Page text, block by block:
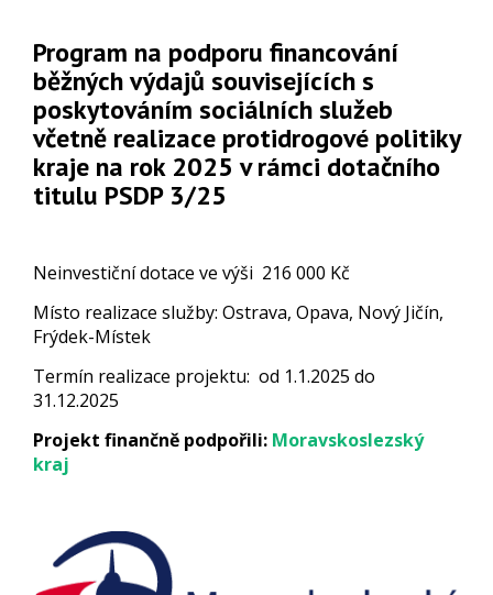
Program na podporu financování
běžných výdajů souvisejících s
poskytováním sociálních služeb
včetně realizace protidrogové politiky
kraje na rok 2025 v rámci dotačního
titulu PSDP 3/25
Neinvestiční dotace ve výši 216 000 Kč
Místo realizace služby: Ostrava, Opava, Nový Jičín,
Frýdek-Místek
Termín realizace projektu: od 1.1.2025 do
31.12.2025
Projekt finančně podpořili: Moravskoslezský
kraj